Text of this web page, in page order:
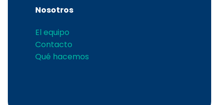
Nosotros
El equipo
Contacto
Qué hacemos